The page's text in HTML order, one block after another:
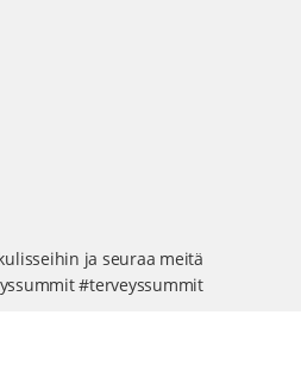
ja seuraa meitä
#terveyssummit